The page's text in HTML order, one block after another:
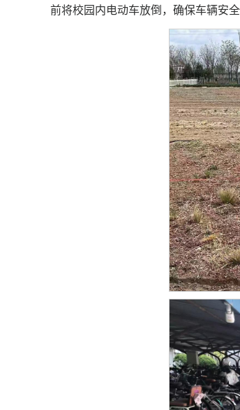
前将校园内电动车放倒，确保车辆安全